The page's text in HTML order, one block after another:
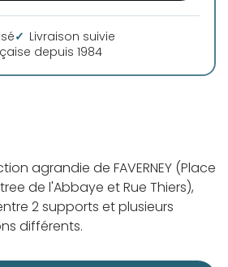
Livraison suivie
depuis 1984
agrandie de FAVERNEY (Place
de l'Abbaye et Rue Thiers),
2 supports et plusieurs
différents.